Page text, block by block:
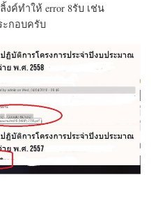
ค์ทำให้ error 8รับ เช่น
ะกอบครับ